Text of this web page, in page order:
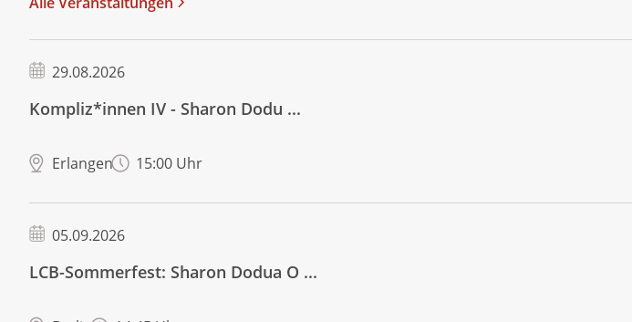
29.08.2026
Kompliz*innen IV - Sharon Dodu ...
Erlangen 15:00 Uhr
05.09.2026
LCB-Sommerfest: Sharon Dodua O ...